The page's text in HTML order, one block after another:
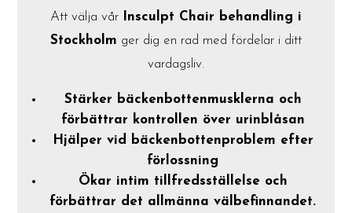
Att välja vår
Insculpt Chair behandling i
Stockholm ger dig en rad med fördelar i ditt
vardagsliv.
Stärker bäckenbottenmusklerna och
förbättrar kontrollen över urinblåsan
Hjälper vid bäckenbottenproblem efter
förlossning
Ökar intim tillfredsställelse och
förbättrar det allmänna välbefinnandet.